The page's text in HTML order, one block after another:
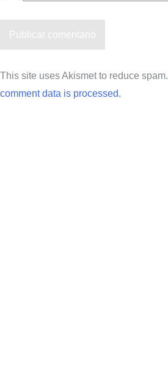
This site uses Akismet to reduce spam.
comment data is processed.